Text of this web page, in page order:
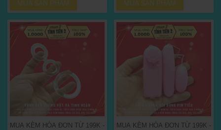
MUA SẢN PHẨM MUA SẢN PHẨM
MUA KÈM HÓA ĐƠN TỪ 199K -
MUA KÈM HÓA ĐƠN TỪ 199K -